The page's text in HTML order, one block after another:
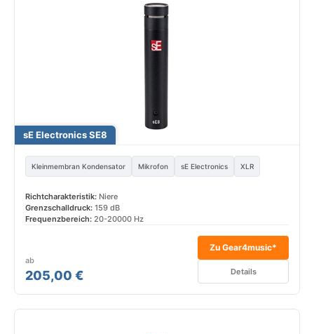
sE Electronics SE8
Kleinmembran Kondensator Mikrofon sE Electronics XLR
Richtcharakteristik: Niere
Grenzschalldruck: 159 dB
Frequenzbereich: 20-20000 Hz
ab
205,00 €
Zu Gear4music*
Details